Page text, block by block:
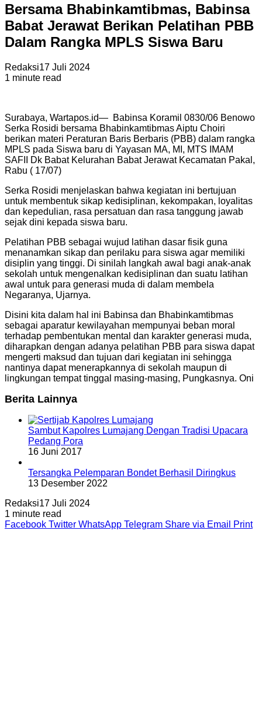
Bersama Bhabinkamtibmas, Babinsa
Babat Jerawat Berikan Pelatihan PBB
Dalam Rangka MPLS Siswa Baru
Redaksi17 Juli 2024
1 minute read
Surabaya, Wartapos.id— Babinsa Koramil 0830/06 Benowo
Serka Rosidi bersama Bhabinkamtibmas Aiptu Choiri
berikan materi Peraturan Baris Berbaris (PBB) dalam rangka
MPLS pada Siswa baru di Yayasan MA, MI, MTS IMAM
SAFII Dk Babat Kelurahan Babat Jerawat Kecamatan Pakal,
Rabu ( 17/07)
Serka Rosidi menjelaskan bahwa kegiatan ini bertujuan
untuk membentuk sikap kedisiplinan, kekompakan, loyalitas
dan kepedulian, rasa persatuan dan rasa tanggung jawab
sejak dini kepada siswa baru.
Pelatihan PBB sebagai wujud latihan dasar fisik guna
menanamkan sikap dan perilaku para siswa agar memiliki
disiplin yang tinggi. Di sinilah langkah awal bagi anak-anak
sekolah untuk mengenalkan kedisiplinan dan suatu latihan
awal untuk para generasi muda di dalam membela
Negaranya, Ujarnya.
Disini kita dalam hal ini Babinsa dan Bhabinkamtibmas
sebagai aparatur kewilayahan mempunyai beban moral
terhadap pembentukan mental dan karakter generasi muda,
diharapkan dengan adanya pelatihan PBB para siswa dapat
mengerti maksud dan tujuan dari kegiatan ini sehingga
nantinya dapat menerapkannya di sekolah maupun di
lingkungan tempat tinggal masing-masing, Pungkasnya. Oni
Berita Lainnya
Sambut Kapolres Lumajang Dengan Tradisi Upacara
Pedang Pora
16 Juni 2017
Tersangka Pelemparan Bondet Berhasil Diringkus
13 Desember 2022
Redaksi17 Juli 2024
1 minute read
Facebook Twitter WhatsApp Telegram Share via Email Print